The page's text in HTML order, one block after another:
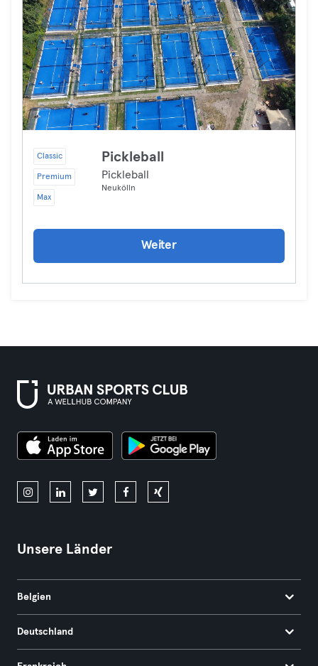
Classic
Premium
Max
Pickleball
Pickleball
Neukölln
Weiter
Unsere Länder
Belgien
Deutschland